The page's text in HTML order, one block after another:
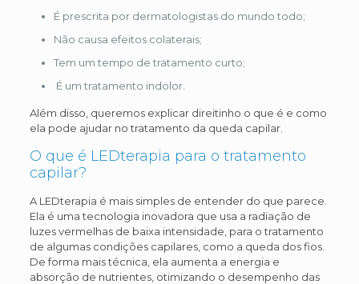
É prescrita por dermatologistas do mundo todo;
Não causa efeitos colaterais;
Tem um tempo de tratamento curto;
É um tratamento indolor.
Além disso, queremos explicar direitinho o que é e como
ela pode ajudar no tratamento da queda capilar.
O que é LEDterapia para o tratamento
capilar?
A LEDterapia é mais simples de entender do que parece.
Ela é uma tecnologia inovadora que usa a radiação de
luzes vermelhas de baixa intensidade, para o tratamento
de algumas condições capilares, como a queda dos fios.
De forma mais técnica, ela aumenta a energia e
absorção de nutrientes, otimizando o desempenho das